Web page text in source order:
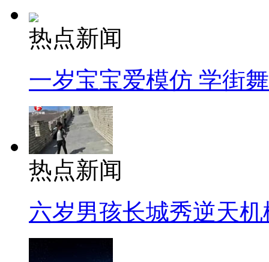
热点新闻
一岁宝宝爱模仿 学街
热点新闻
六岁男孩长城秀逆天机